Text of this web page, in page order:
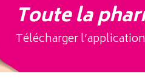
Toute la
Télécharger